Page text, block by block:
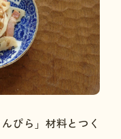
ぴら」材料とつく